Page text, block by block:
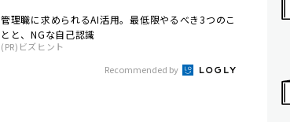
管理職に求められるAI活用。最低限やるべき3つのこ
とと、NGな自己認識
(PR)ビズヒント
Recommended by